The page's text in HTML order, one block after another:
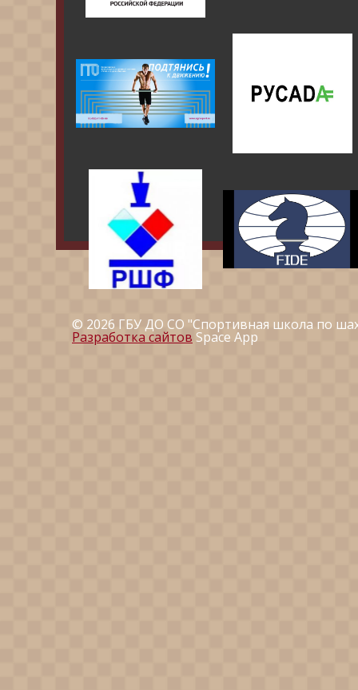
© 2026 ГБУ ДО СО "Спортивная школа по
Разработка сайтов Space App